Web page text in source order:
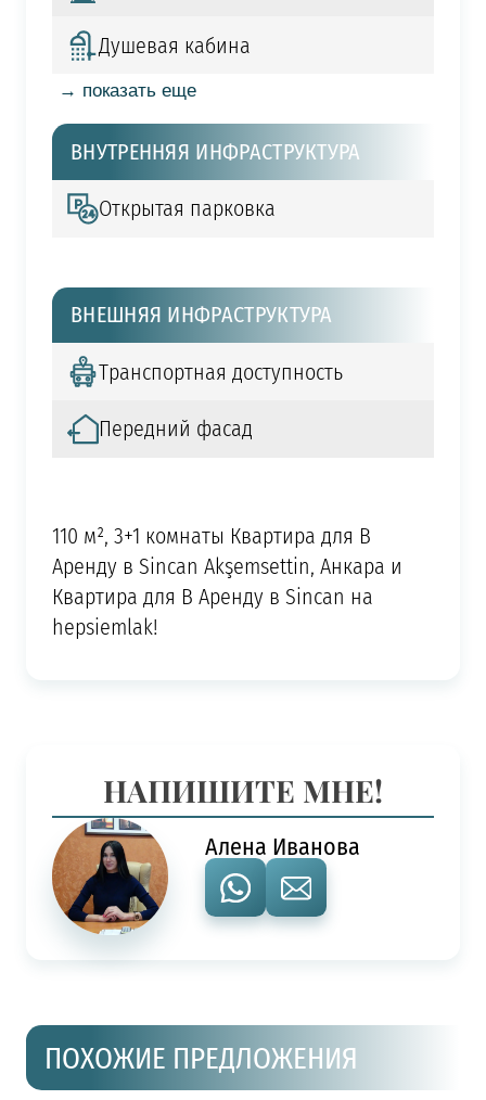
Душевая кабина
→ показать еще
ВНУТРЕННЯЯ ИНФРАСТРУКТУРА
Открытая парковка
ВНЕШНЯЯ ИНФРАСТРУКТУРА
Транспортная доступность
Передний фасад
110 м², 3+1 комнаты Квартира для В
Аренду в Sincan Akşemsettin, Анкара и
Квартира для В Аренду в Sincan на
hepsiemlak!
НАПИШИТЕ МНЕ!
Алена Иванова
ПОХОЖИЕ ПРЕДЛОЖЕНИЯ